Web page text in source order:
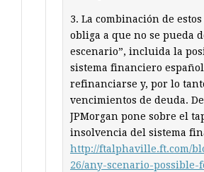
3. La combinación de
obliga a que no se pueda
escenario”, incluida la
sistema financiero
refinanciarse y, por lo
vencimientos de deuda.
JPMorgan pone sobre el
insolvencia del sistema
http://ftalphaville.ft.com/
26/any-scenario-